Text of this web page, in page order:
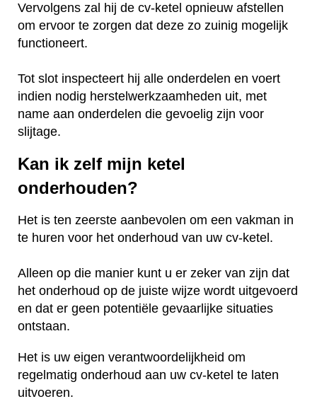
Vervolgens zal hij de cv-ketel opnieuw afstellen
om ervoor te zorgen dat deze zo zuinig mogelijk
functioneert.
Tot slot inspecteert hij alle onderdelen en voert
indien nodig herstelwerkzaamheden uit, met
name aan onderdelen die gevoelig zijn voor
slijtage.
Kan ik zelf mijn ketel
onderhouden?
Het is ten zeerste aanbevolen om een vakman in
te huren voor het onderhoud van uw cv-ketel.
Alleen op die manier kunt u er zeker van zijn dat
het onderhoud op de juiste wijze wordt uitgevoerd
en dat er geen potentiële gevaarlijke situaties
ontstaan.
Het is uw eigen verantwoordelijkheid om
regelmatig onderhoud aan uw cv-ketel te laten
uitvoeren.